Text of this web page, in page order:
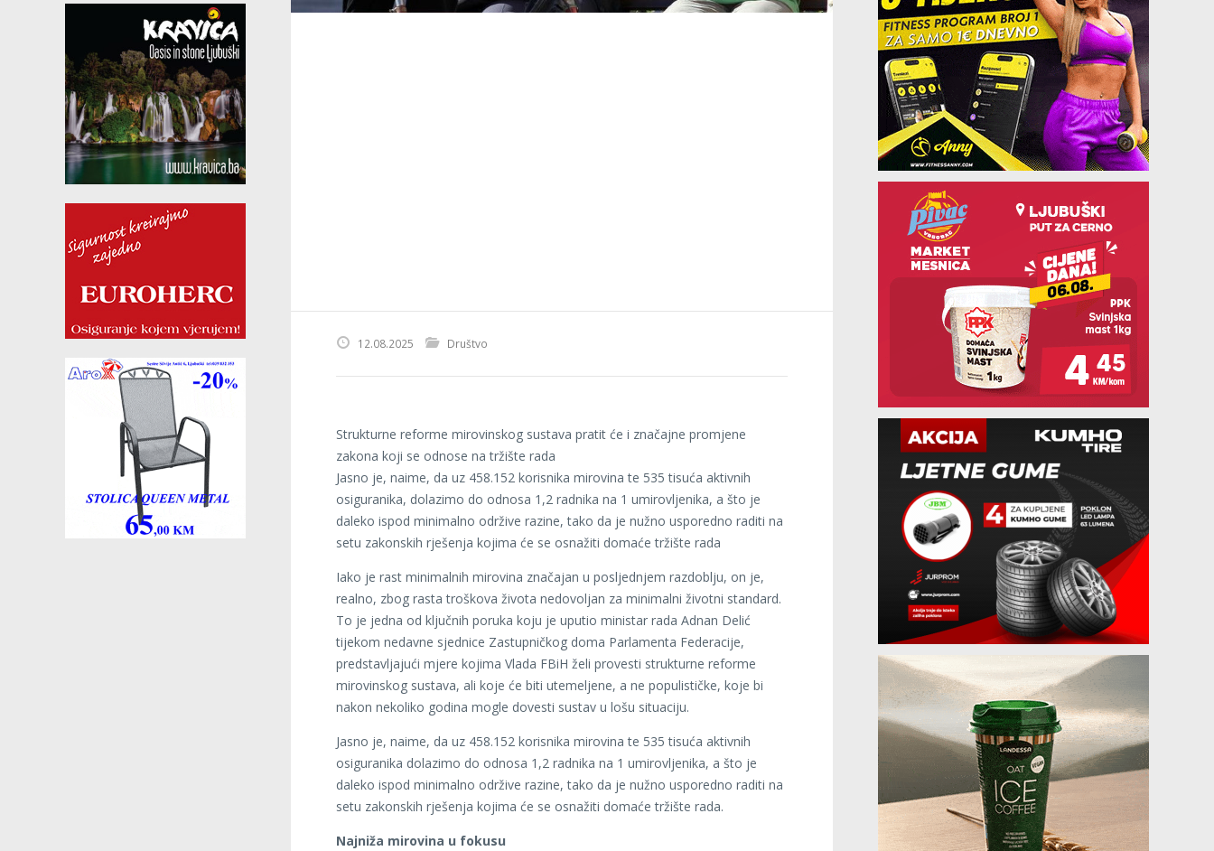
12.08.2025 Društvo
Strukturne reforme mirovinskog sustava pratit će i značajne promjene
zakona koji se odnose na tržište rada
Jasno je, naime, da uz 458.152 korisnika mirovina te 535 tisuća aktivnih
osiguranika, dolazimo do odnosa 1,2 radnika na 1 umirovljenika, a što je
daleko ispod minimalno održive razine, tako da je nužno usporedno raditi na
setu zakonskih rješenja kojima će se osnažiti domaće tržište rada
Iako je rast minimalnih mirovina značajan u posljednjem razdoblju, on je,
realno, zbog rasta troškova života nedovoljan za minimalni životni standard.
To je jedna od ključnih poruka koju je uputio ministar rada Adnan Delić
tijekom nedavne sjednice Zastupničkog doma Parlamenta Federacije,
predstavljajući mjere kojima Vlada FBiH želi provesti strukturne reforme
mirovinskog sustava, ali koje će biti utemeljene, a ne populističke, koje bi
nakon nekoliko godina mogle dovesti sustav u lošu situaciju.
Jasno je, naime, da uz 458.152 korisnika mirovina te 535 tisuća aktivnih
osiguranika dolazimo do odnosa 1,2 radnika na 1 umirovljenika, a što je
daleko ispod minimalno održive razine, tako da je nužno usporedno raditi na
setu zakonskih rješenja kojima će se osnažiti domaće tržište rada.
Najniža mirovina u fokusu